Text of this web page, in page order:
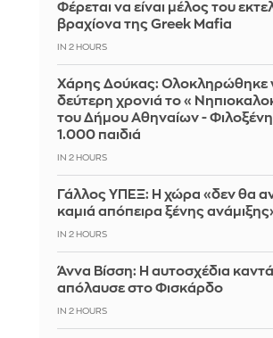
Φέρεται να είναι μέλος του
βραχίονα της Greek Mafia
IN 2 HOURS
Χάρης Δούκας: Ολοκληρώθηκε
δεύτερη χρονιά το
του Δήμου Αθηναίων -
1.000 παιδιά
IN 2 HOURS
Γάλλος ΥΠΕΞ: Η χώρα «δεν θα
καμιά απόπειρα ξένης
IN 2 HOURS
Άννα Βίσση: Η αυτοσχέδια
απόλαυσε στο Φισκάρδο
IN 2 HOURS